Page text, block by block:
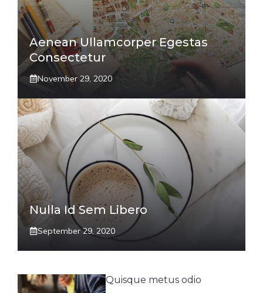
Aenean Ullamcorper Egestas
Consectetur
November 29, 2020
Nulla Id Sem Libero
September 29, 2020
Quisque metus odio